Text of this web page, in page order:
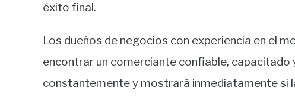
éxito final.
Los dueños de negocios con experiencia en el
encontrar un comerciante confiable,
constantemente y mostrará inmediatamente si